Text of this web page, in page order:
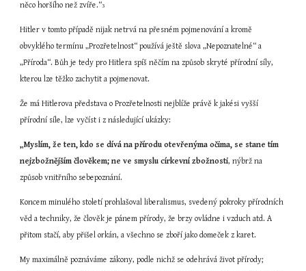
něco horšího než zvíře.“3
Hitler v tomto případě nijak netrvá na přesném pojmenování a kromě
obvyklého termínu „Prozřetelnost“ používá ještě slova „Nepoznatelné“ a
„Příroda“. Bůh je tedy pro Hitlera spíš něčím na způsob skryté přírodní síly,
kterou lze těžko zachytit a pojmenovat.
Že má Hitlerova představa o Prozřetelnosti nejblíže právě k jakési vyšší
přírodní síle, lze vyčíst i z následující ukázky:
„Myslím, že ten, kdo se dívá na přírodu otevřenýma očima, se stane tím
nejzbožnějším člověkem; ne ve smyslu církevní zbožnosti, nýbrž na
způsob vnitřního sebepoznání.
Koncem minulého století prohlašoval liberalismus, svedený pokroky přírodních
věd a techniky, že člověk je pánem přírody, že brzy ovládne i vzduch atd. A
přitom stačí, aby přišel orkán, a všechno se zboří jako domeček z karet.
My maximálně poznáváme zákony, podle nichž se odehrává život přírody;